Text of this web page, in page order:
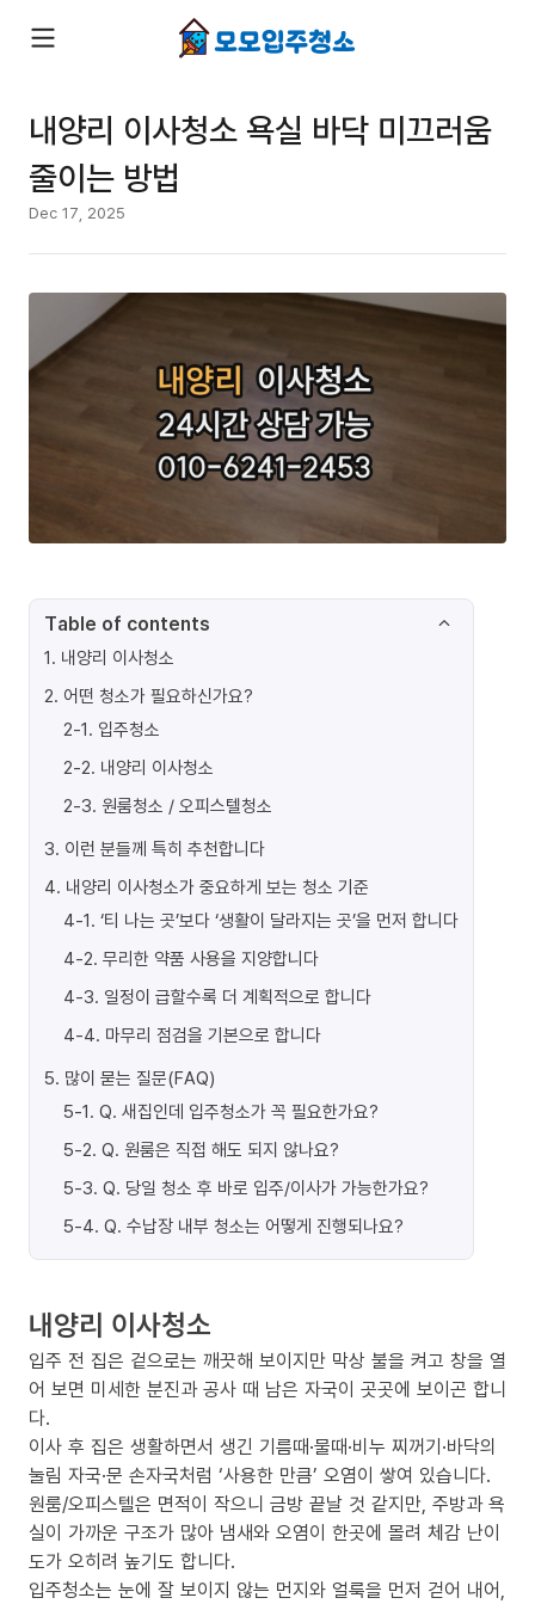
내양리 이사청소 욕실 바닥 미끄러움
줄이는 방법
Dec 17, 2025
Table of contents
1. 내양리 이사청소
2. 어떤 청소가 필요하신가요?
2-1. 입주청소
2-2. 내양리 이사청소
2-3. 원룸청소 / 오피스텔청소
3. 이런 분들께 특히 추천합니다
4. 내양리 이사청소가 중요하게 보는 청소 기준
4-1. ‘티 나는 곳’보다 ‘생활이 달라지는 곳’을 먼저 합니다
4-2. 무리한 약품 사용을 지양합니다
4-3. 일정이 급할수록 더 계획적으로 합니다
4-4. 마무리 점검을 기본으로 합니다
5. 많이 묻는 질문(FAQ)
5-1. Q. 새집인데 입주청소가 꼭 필요한가요?
5-2. Q. 원룸은 직접 해도 되지 않나요?
5-3. Q. 당일 청소 후 바로 입주/이사가 가능한가요?
5-4. Q. 수납장 내부 청소는 어떻게 진행되나요?
내양리 이사청소
입주 전 집은 겉으로는 깨끗해 보이지만 막상 불을 켜고 창을 열
어 보면 미세한 분진과 공사 때 남은 자국이 곳곳에 보이곤 합니
다.
이사 후 집은 생활하면서 생긴 기름때·물때·비누 찌꺼기·바닥의
눌림 자국·문 손자국처럼 ‘사용한 만큼’ 오염이 쌓여 있습니다.
원룸/오피스텔은 면적이 작으니 금방 끝날 것 같지만, 주방과 욕
실이 가까운 구조가 많아 냄새와 오염이 한곳에 몰려 체감 난이
도가 오히려 높기도 합니다.
입주청소는 눈에 잘 보이지 않는 먼지와 얼룩을 먼저 걷어 내어,